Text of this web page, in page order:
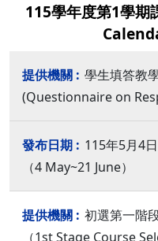
115學年度第1學
學生填答教
(Questionnaire on
115年5月4
（4 May~21 June）
初選第一階
（1st Stage Course